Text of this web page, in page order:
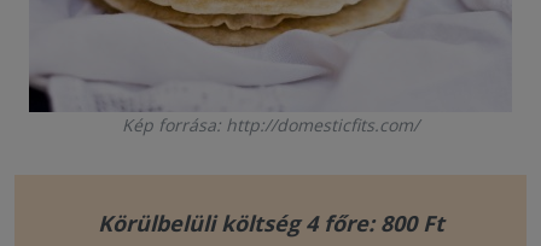
Kép forrása: http://domesticfits.com/
Körülbelüli költség 4 főre: 800 Ft